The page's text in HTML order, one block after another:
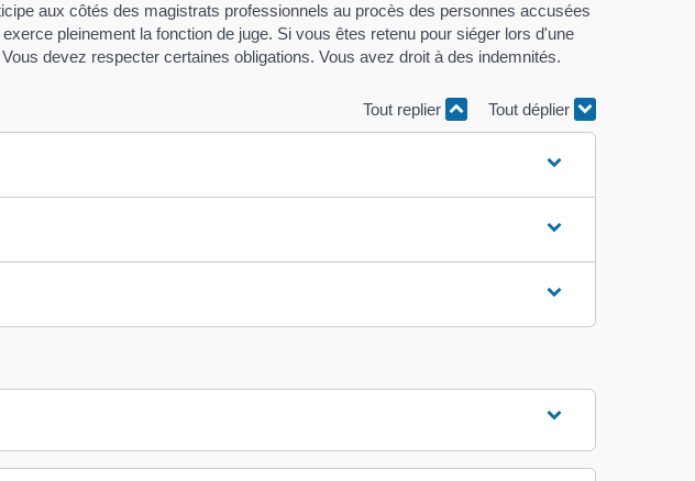
aux côtés des magistrats professionnels au procès des personnes accusées
pleinement la fonction de juge. Si vous êtes retenu pour siéger lors d'une
devez respecter certaines obligations. Vous avez droit à des indemnités.
Tout replier Tout déplier